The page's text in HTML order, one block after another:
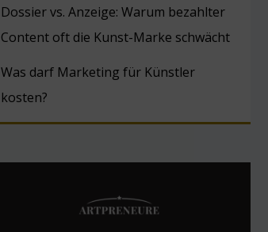
Dossier vs. Anzeige: Warum bezahlter
Content oft die Kunst-Marke schwächt
Was darf Marketing für Künstler
kosten?